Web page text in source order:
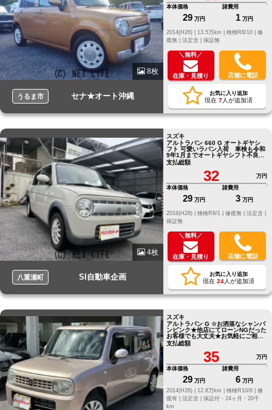
8枚
うるま市 セナ★オート沖縄
本体価格
29 万円
諸費用
1 万円
修
復無 | 法定含 | 保証無
＼無料／
在庫・見積り 店舗に電話
お気に入り追加
現在 7人が追加済
4枚
八重瀬町 SI自動車企画
スズキ
アルトラパン 660 G オートギヤシ
フト 可愛いラパン入荷 車検も令和
9年1月までオートギヤシフト不良の
為 走行少ない６万キロ代のミッシ
ン交換
支払総額
32
万円
本体価格
29 万円
諸費用
3 万円
修復無 | 法定含 |
保証無
＼無料／
在庫・見積り 店舗に電話
お気に入り追加
現在 24人が追加済
スズキ
アルトラパン G ☆お洒落なシャンパ
ンピンク★他店にてローンNGだった
お客様でも大丈夫★お気軽にご相談
ください☆
支払総額
35
万円
本体価格
29 万円
諸費用
6 万円
2014(H26) |
12.8万km | 検検R10/6 | 修
復有 | 法定含 | 保証付・24ヶ月・20千
km